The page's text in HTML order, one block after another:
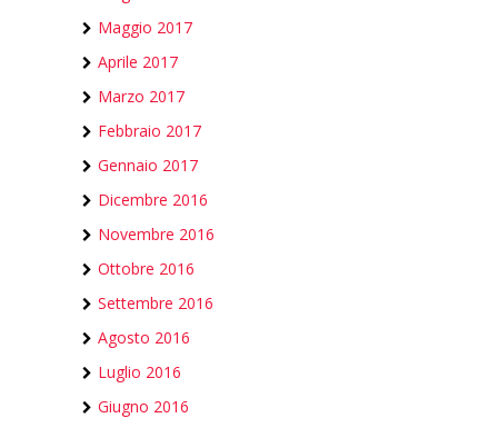
Maggio 2017
Aprile 2017
Marzo 2017
Febbraio 2017
Gennaio 2017
Dicembre 2016
Novembre 2016
Ottobre 2016
Settembre 2016
Agosto 2016
Luglio 2016
Giugno 2016